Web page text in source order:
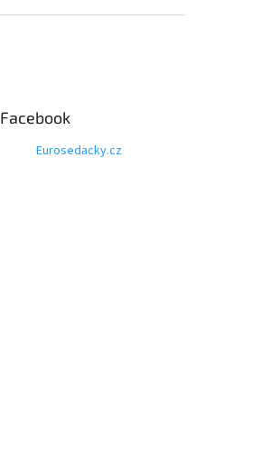
Facebook
Eurosedacky.cz